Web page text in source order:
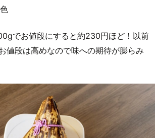
でお値段にすると約230円ほど！以前
値段は高めなので味への期待が膨らみ